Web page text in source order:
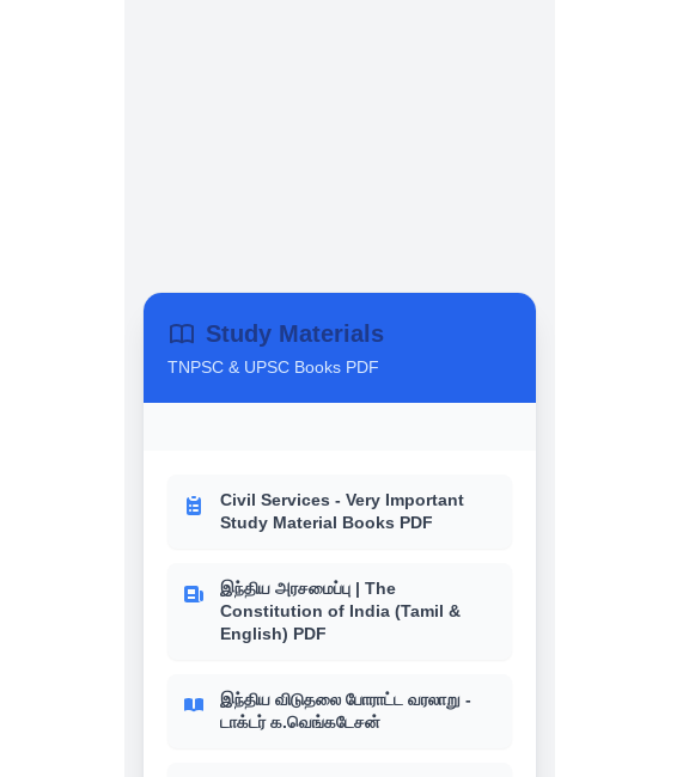
Study Materials
TNPSC & UPSC Books PDF
Civil Services - Very Important
Study Material Books PDF
இந்திய அரசமைப்பு | The
Constitution of India (Tamil &
English) PDF
இந்திய விடுதலை போராட்ட வரலாறு -
டாக்டர் க.வெங்கடேசன்